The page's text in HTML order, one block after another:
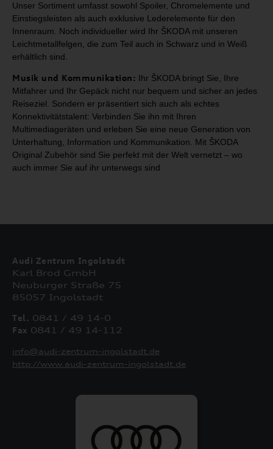
Unser Sortiment umfasst sowohl Spoiler, Chromelemente und
Einstiegsleisten als auch exklusive Lederelemente für den
Innenraum. Noch individueller wird Ihr ŠKODA mit unseren
Leichtmetallfelgen, die zum Teil auch in Schwarz und in Weiß
erhältlich sind.
Musik und Kommunikation: Ihr ŠKODA bringt Sie, Ihre
Mitfahrer und Ihr Gepäck nicht nur bequem und sicher an jedes
Reiseziel. Sondern er präsentiert sich auch als echtes
Konnektivitätstalent: Verbinden Sie ihn mit Ihren
Multimediageräten und erleben Sie eine neue Generation von
Unterhaltung, Information und Kommunikation. Mit ŠKODA
Original Zubehör sind Sie perfekt mit der Welt vernetzt – wo
auch immer Sie auf ihr unterwegs sind
Audi Zentrum Ingolstadt
Karl Brod GmbH
Neuburger Straße 75
85057 Ingolstadt
Tel. 0841 / 49 14-0
Fax 0841 / 49 14-112
info@audi-zentrum-ingolstadt.de
http://www.audi-zentrum-ingolstadt.de